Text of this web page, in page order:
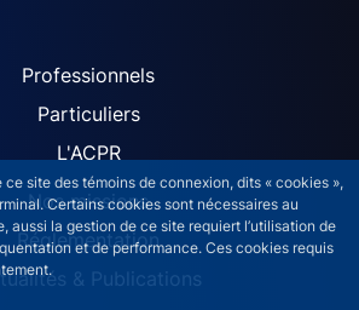
site des témoins de connexion, dits « cookies »,
Certains cookies sont nécessaires au
aussi la gestion de ce site requiert l’utilisation de
et de performance. Ces cookies requis
navigation
Professionnels
Particuliers
L'ACPR
Nos missions
Réglementation
& Publications